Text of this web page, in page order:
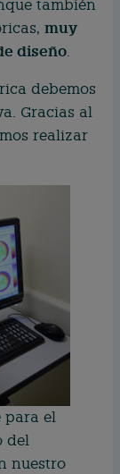
también
muy
diseño
debemos
Gracias al
realizar
para el
del
nuestro